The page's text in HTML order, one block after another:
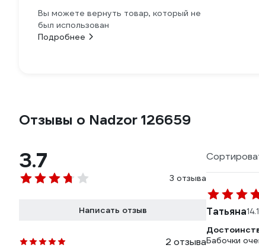
Вы можете вернуть товар, который не
был использован
Подробнее
Отзывы о Nadzor 126659
3.7
3 отзыва
Написать отзыв
2 отзыва
Татьяна
Бабочки